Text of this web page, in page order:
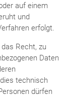
auf einem
und
erfolgt.
Recht, zu
Daten
technisch
dürfen